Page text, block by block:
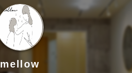
mellow